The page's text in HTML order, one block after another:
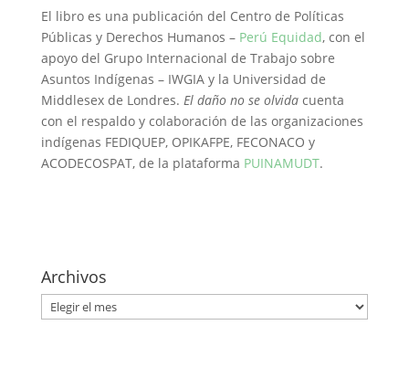
El libro es una publicación del Centro de Políticas
Públicas y Derechos Humanos – Perú Equidad, con el
apoyo del Grupo Internacional de Trabajo sobre
Asuntos Indígenas – IWGIA y la Universidad de
Middlesex de Londres. El daño no se olvida cuenta
con el respaldo y colaboración de las organizaciones
indígenas FEDIQUEP, OPIKAFPE, FECONACO y
ACODECOSPAT, de la plataforma PUINAMUDT.
Archivos
Archivos